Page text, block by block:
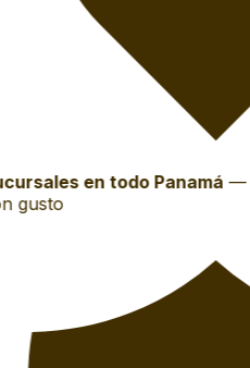
en todo Panamá—
gusto